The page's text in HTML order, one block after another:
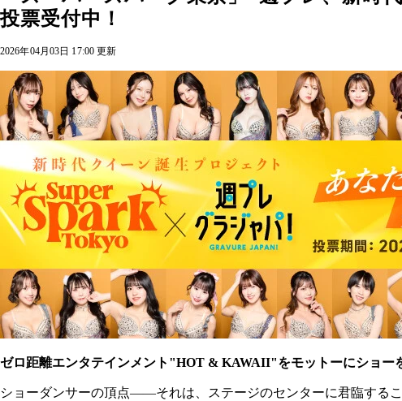
投票受付中！
2026年04月03日 17:00 更新
ゼロ距離エンタテインメント"HOT & KAWAII"をモットーにショー
ショーダンサーの頂点――それは、ステージのセンターに君臨する